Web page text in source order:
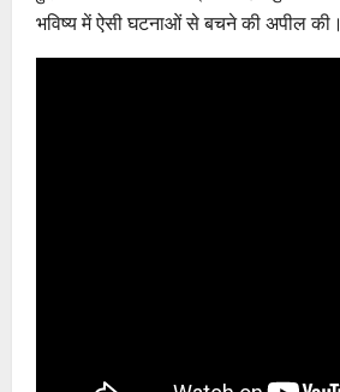
भविष्य में ऐसी घटनाओं से बचने की अपील की।